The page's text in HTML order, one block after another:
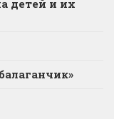
детей и их